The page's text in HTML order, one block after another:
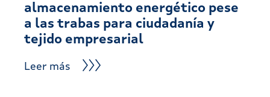
almacenamiento energético pese
a las trabas para ciudadanía y
tejido empresarial
Leer más